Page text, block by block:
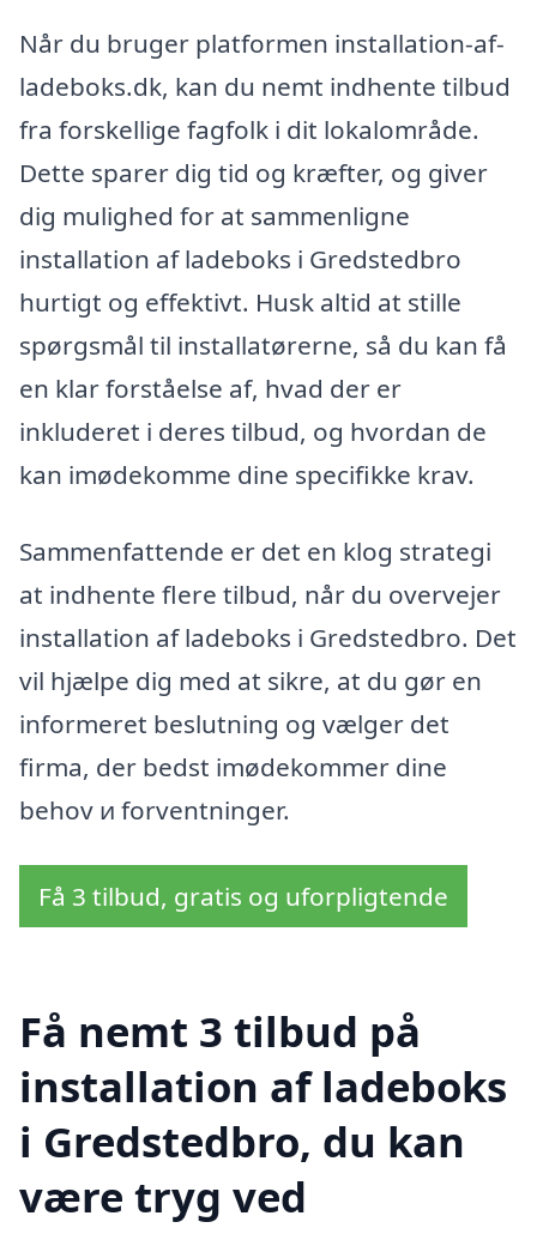
Når du bruger platformen installation-af-
ladeboks.dk, kan du nemt indhente tilbud
fra forskellige fagfolk i dit lokalområde.
Dette sparer dig tid og kræfter, og giver
dig mulighed for at sammenligne
installation af ladeboks i Gredstedbro
hurtigt og effektivt. Husk altid at stille
spørgsmål til installatørerne, så du kan få
en klar forståelse af, hvad der er
inkluderet i deres tilbud, og hvordan de
kan imødekomme dine specifikke krav.
Sammenfattende er det en klog strategi
at indhente flere tilbud, når du overvejer
installation af ladeboks i Gredstedbro. Det
vil hjælpe dig med at sikre, at du gør en
informeret beslutning og vælger det
firma, der bedst imødekommer dine
behov и forventninger.
Få 3 tilbud, gratis og uforpligtende
Få nemt 3 tilbud på
installation af ladeboks
i Gredstedbro, du kan
være tryg ved